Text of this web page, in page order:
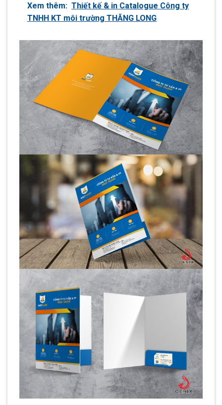
Xem thêm: Thiết kế & in Catalogue Công ty
TNHH KT môi trường THĂNG LONG